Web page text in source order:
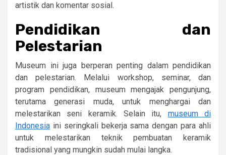
artistik dan komentar sosial.
Pendidikan dan
Pelestarian
Museum ini juga berperan penting dalam pendidikan
dan pelestarian. Melalui workshop, seminar, dan
program pendidikan, museum mengajak pengunjung,
terutama generasi muda, untuk menghargai dan
melestarikan seni keramik. Selain itu, museum di
Indonesia ini seringkali bekerja sama dengan para ahli
untuk melestarikan teknik pembuatan keramik
tradisional yang mungkin sudah mulai langka.